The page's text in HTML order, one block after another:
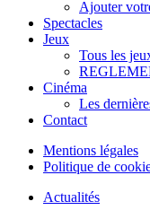
Ajouter
Spectacles
Jeux
Tous les
Cinéma
Les
Contact
Mentions légales
Politique de
Actualités